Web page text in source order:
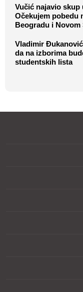
Vučić najavio skup
Očekujem pobedu
Beogradu i Novom
Vladimir
da na izborima
studentskih lista